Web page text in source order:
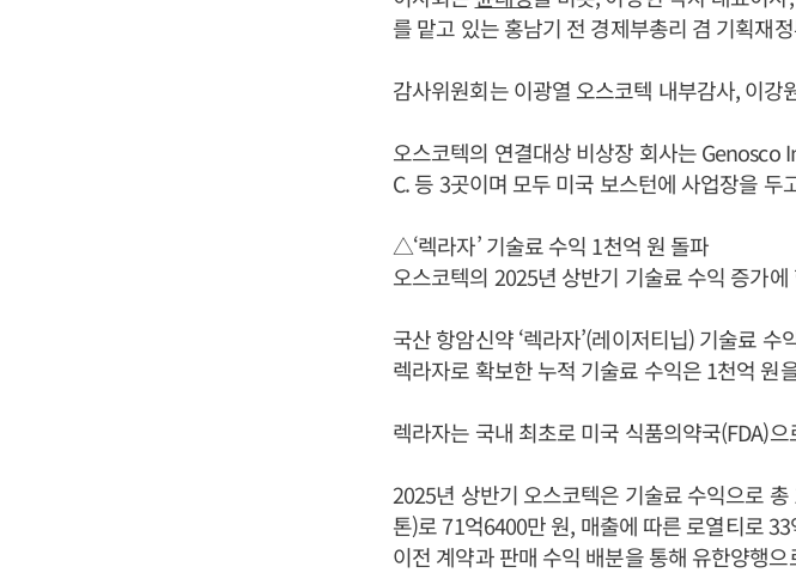
를 맡고 있는 홍남기 전 경제부총리 겸 기획재
감사위원회는 이광열 오스코텍 내부감사, 이강
오스코텍의 연결대상 비상장 회사는
C. 등 3곳이며 모두 미국 보스턴에 사업장을 두
△‘렉라자’ 기술료 수익 1천억 원 돌파
오스코텍의 2025년 상반기 기술료 수익 증가
국산 항암신약 ‘렉라자’(레이저티닙) 기술료
렉라자로 확보한 누적 기술료 수익은 1천억 원
렉라자는 국내 최초로 미국 식품의약국(FDA)
2025년 상반기 오스코텍은 기술료 수익으로
톤)로 71억6400만 원, 매출에 따른 로열티로
이전 계약과 판매 수익 배분을 통해 유한양행